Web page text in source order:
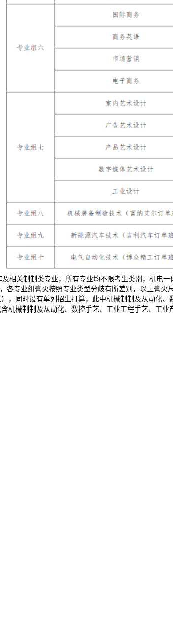
相关制制类专业，所有专业均不限考生类别，机电
专业组膏火按照专业类型分歧有所差别，以上膏火
同时设有单列招生打算，此中机械制制及从动化
机械制制及从动化、数控手艺、工业工程手艺、工